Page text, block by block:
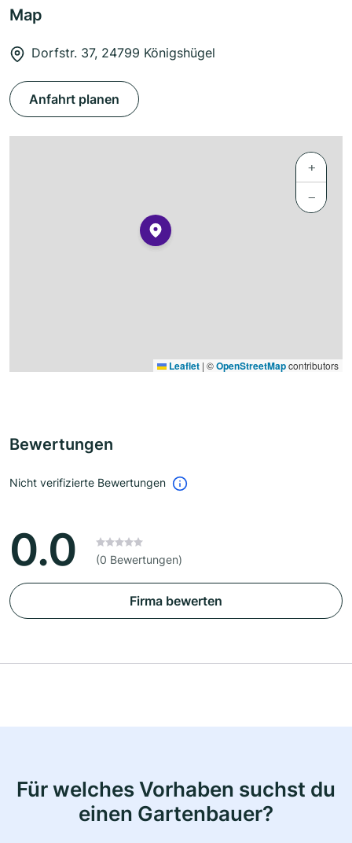
Map
Dorfstr. 37, 24799 Königshügel
Anfahrt planen
+
−
Leaflet | ©OpenStreetMapcontributors
Bewertungen
Nicht verifizierte Bewertungen
0.0 (0 Bewertungen)
Firma bewerten
Für welches Vorhaben suchst du
einen Gartenbauer?